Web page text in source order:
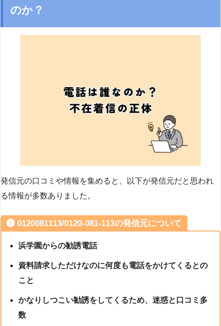
のか？
発信元の口コミや情報を集めると、以下が発信元だと思われ
る情報が多数ありました。
0120081113/0120-081-113の発信元について
浜学園からの勧誘電話
資料請求しただけなのに何度も電話をかけてくるとの
こと
かなりしつこい勧誘をしてくるため、迷惑と口コミ多
数